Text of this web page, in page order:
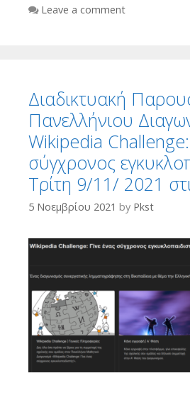
Leave a comment
Διαδικτυακή
Πανελλήνιου
Wikipedia Challenge:
σύγχρονος
Τρίτη 9/11/ 2021
5 Νοεμβρίου 2021 by Pkst